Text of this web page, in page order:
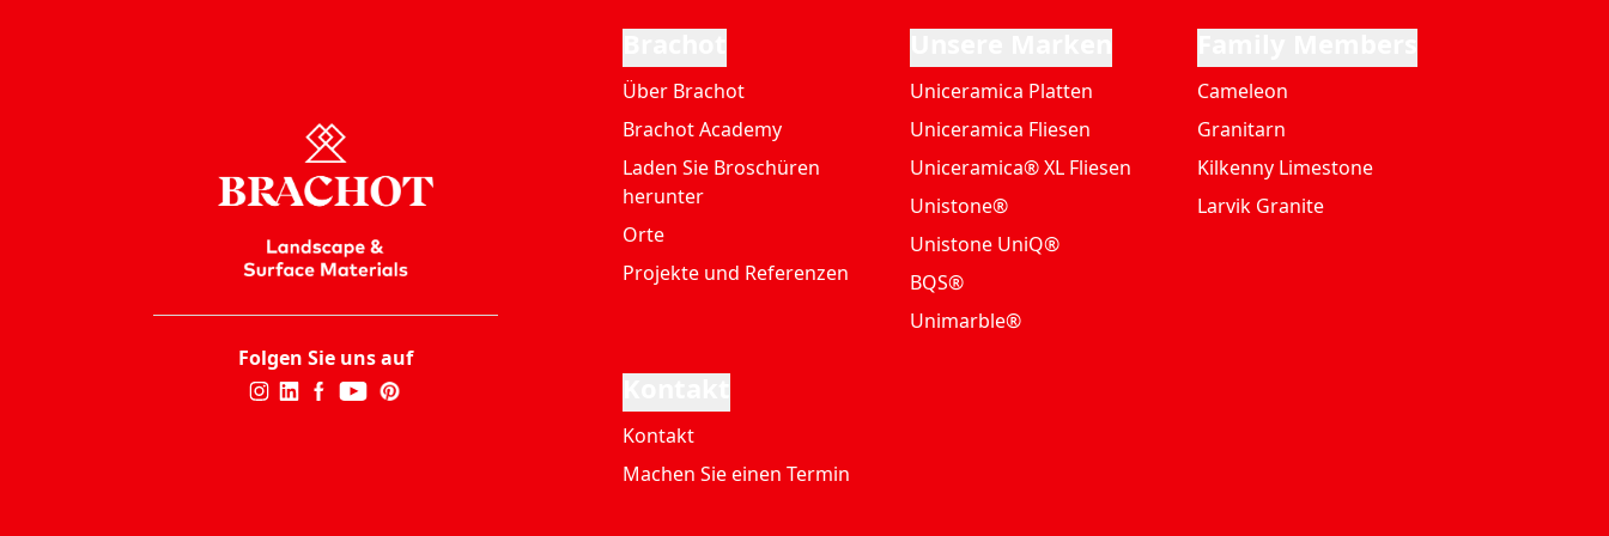
Folgen Sie uns auf
Über Brachot
Brachot Academy
Laden Sie Broschüren
herunter
Orte
Projekte und Referenzen
Uniceramica Platten
Uniceramica Fliesen
Uniceramica® XL Fliesen
Unistone®
Unistone UniQ®
BQS®
Unimarble®
Cameleon
Granitarn
Kilkenny Limestone
Larvik Granite
Kontakt
Machen Sie einen Termin